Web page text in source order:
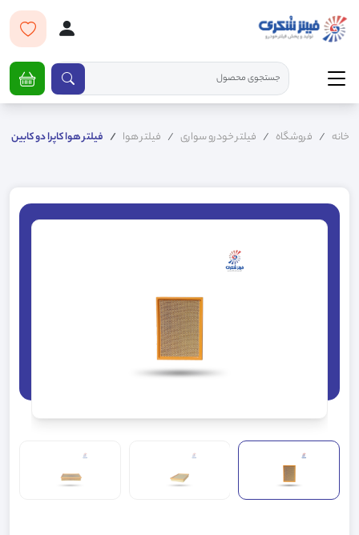
خانه فروشگاه فیلتر خودرو سواری فیلتر هوا فیلتر هوا کاپرا دو کابین